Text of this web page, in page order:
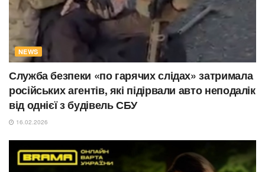
NEWS
Служба безпеки «по гарячих слідах» затримала
російських агентів, які підірвали авто неподалік
від однієї з будівель СБУ
16.02.2026